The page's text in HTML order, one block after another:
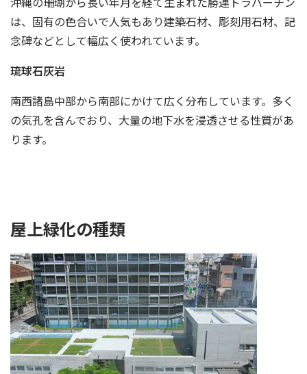
は、固有の色合いで人気もあり建築石材、彫刻用石材、記
念碑などとして幅広く使われています。
琉球石灰岩
南西諸島中部から南部にかけて広く分布しています。多く
の気孔を含んでおり、大量の地下水を浸透させる性質があ
ります。
屋上緑化の種類